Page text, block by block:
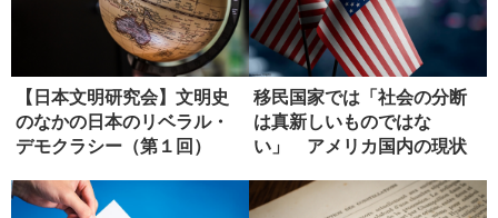
【日本文明研究会】文明史
のなかの日本のリベラル・
デモクラシー（第１回）
移民国家では「社会の分断
は真新しいものではな
い」 アメリカ国内の現状